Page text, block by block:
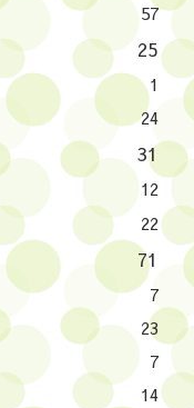
57
25
1
24
31
12
22
71
7
23
7
14